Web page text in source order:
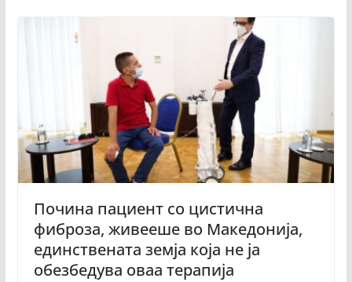
Почина пациент со цистична
фиброза, живееше во Македонија,
единствената земја која не ја
обезбедува оваа терапија